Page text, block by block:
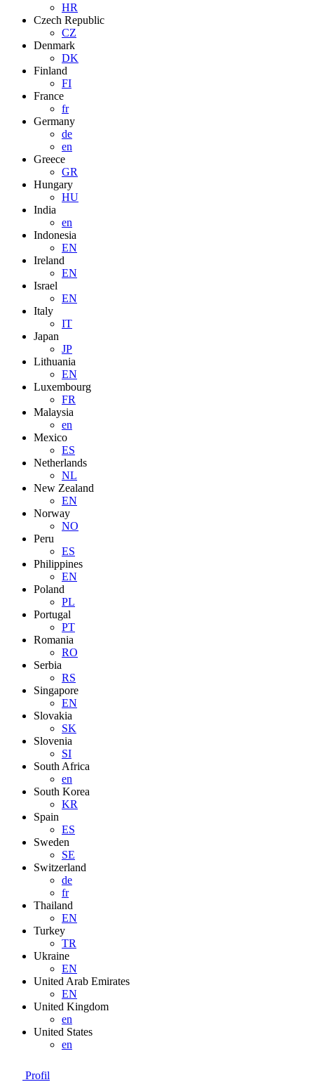
HR
Czech Republic
CZ
Denmark
DK
Finland
FI
France
fr
Germany
de
en
Greece
GR
Hungary
HU
India
en
Indonesia
EN
Ireland
EN
Israel
EN
Italy
IT
Japan
JP
Lithuania
EN
Luxembourg
FR
Malaysia
en
Mexico
ES
Netherlands
NL
New Zealand
EN
Norway
NO
Peru
ES
Philippines
EN
Poland
PL
Portugal
PT
Romania
RO
Serbia
RS
Singapore
EN
Slovakia
SK
Slovenia
SI
South Africa
en
South Korea
KR
Spain
ES
Sweden
SE
Switzerland
de
fr
Thailand
EN
Turkey
TR
Ukraine
EN
United Arab Emirates
EN
United Kingdom
en
United States
en
Profil